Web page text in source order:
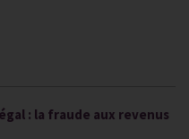
: la fraude aux revenus